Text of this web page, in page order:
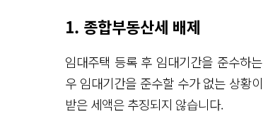
1. 종합부동산세 배제
임대주택 등록 후 임대기간을 준수하
우 임대기간을 준수할 수가 없는 상황
받은 세액은 추징되지 않습니다.